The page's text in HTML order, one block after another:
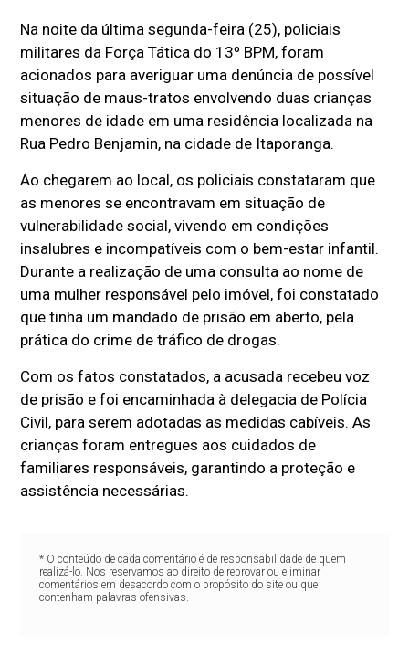
Na noite da última segunda-feira (25), policiais
militares da Força Tática do 13º BPM, foram
acionados para averiguar uma denúncia de possível
situação de maus-tratos envolvendo duas crianças
menores de idade em uma residência localizada na
Rua Pedro Benjamin, na cidade de Itaporanga.
Ao chegarem ao local, os policiais constataram que
as menores se encontravam em situação de
vulnerabilidade social, vivendo em condições
insalubres e incompatíveis com o bem-estar infantil.
Durante a realização de uma consulta ao nome de
uma mulher responsável pelo imóvel, foi constatado
que tinha um mandado de prisão em aberto, pela
prática do crime de tráfico de drogas.
Com os fatos constatados, a acusada recebeu voz
de prisão e foi encaminhada à delegacia de Polícia
Civil, para serem adotadas as medidas cabíveis. As
crianças foram entregues aos cuidados de
familiares responsáveis, garantindo a proteção e
assistência necessárias.
* O conteúdo de cada comentário é de responsabilidade de quem
realizá-lo. Nos reservamos ao direito de reprovar ou eliminar
comentários em desacordo com o propósito do site ou que
contenham palavras ofensivas.